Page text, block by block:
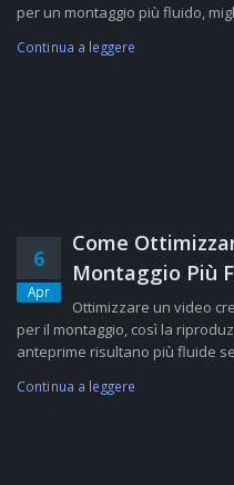
per un montaggio più fluido,
Continua a leggere
6
Apr
Come
Montaggio Più
Ottimizzare un video
per il montaggio, così la
anteprime risultano più fluide
Continua a leggere